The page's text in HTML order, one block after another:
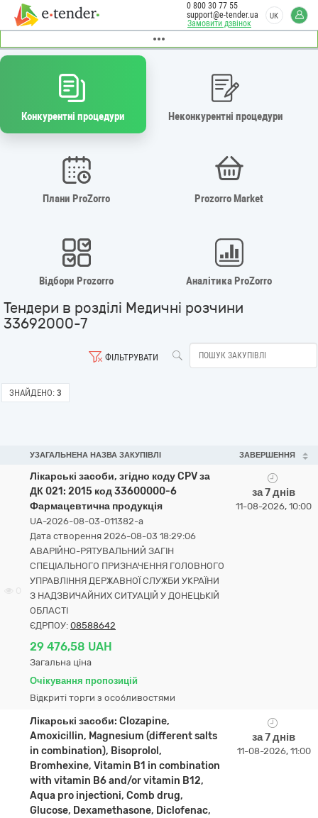
Замовити дзвінок
0 800 30 77 55
support@e-tender.ua
UK
Конкурентні процедури Неконкурентні процедури
Плани ProZorro Prozorro Market
Відбори Prozorro Аналітика ProZorro
Тендери в розділі Медичні розчини
33692000-7
ФІЛЬТРУВАТИ
ЗНАЙДЕНО: 3
УЗАГАЛЬНЕНА НАЗВА ЗАКУПІВЛІ ЗАВЕРШЕННЯ
Лікарські засоби, згідно коду CPV за
ДК 021: 2015 код 33600000-6
Фармацевтична продукція
UA-2026-08-03-011382-a
Дата створення 2026-08-03 18:29:06
АВАРІЙНО-РЯТУВАЛЬНИЙ ЗАГІН
СПЕЦІАЛЬНОГО ПРИЗНАЧЕННЯ ГОЛОВНОГО
УПРАВЛІННЯ ДЕРЖАВНОЇ СЛУЖБИ УКРАЇНИ
З НАДЗВИЧАЙНИХ СИТУАЦІЙ У ДОНЕЦЬКІЙ
ОБЛАСТІ
ЄДРПОУ: 08588642
29 476,58 UAH
Загальна ціна
Очікування пропозицій
Відкриті торги з особливостями
за 7 днів
11-08-2026, 10:00
Лікарські засоби: Clozapine,
Amoxicillin, Magnesium (different salts
in combination), Bisoprolol,
Bromhexine, Vitamin B1 in combination
with vitamin B6 and/or vitamin B12,
Aqua pro injectioni, Comb drug,
Glucose, Dexamethasone, Diclofenac,
за 7 днів
11-08-2026, 11:00